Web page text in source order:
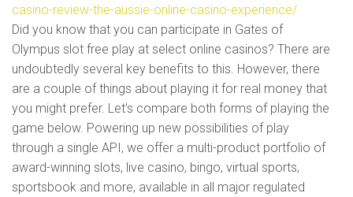
casino-review-the-aussie-online-casino-experience/
Did you know that you can participate in Gates of
Olympus slot free play at select online casinos? There are
undoubtedly several key benefits to this. However, there
are a couple of things about playing it for real money that
you might prefer. Let’s compare both forms of playing the
game below. Powering up new possibilities of play
through a single API, we offer a multi-product portfolio of
award-winning slots, live casino, bingo, virtual sports,
sportsbook and more, available in all major regulated